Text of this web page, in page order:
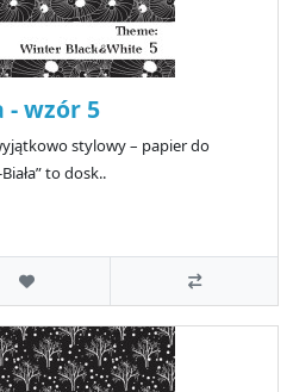
- wzór 5
stylowy – papier do
to dosk..